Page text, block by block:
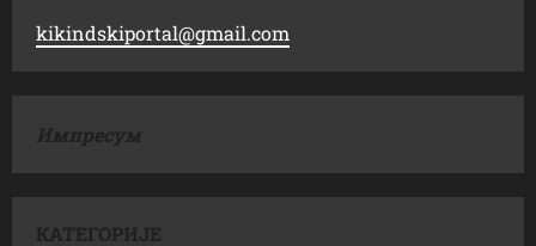
kikindskiportal@gmail.com
Импресум
КАТЕГОРИЈЕ